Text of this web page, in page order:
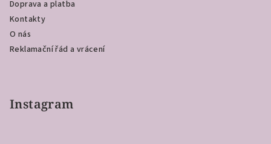
Doprava a platba
Kontakty
O nás
Reklamační řád a vrácení
Instagram